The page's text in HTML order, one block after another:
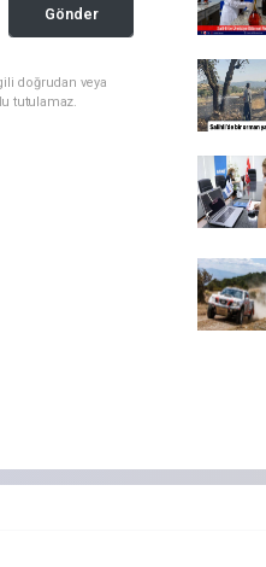
Gönder
doğrudan veya
tutulamaz.